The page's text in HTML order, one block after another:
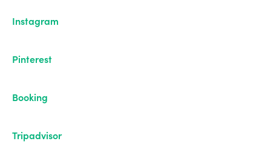
Instagram
Pinterest
Booking
Tripadvisor